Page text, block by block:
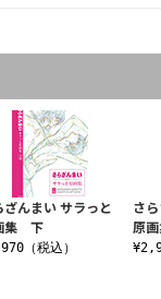
ざんまい サラっと
集 下
（税込）
さ
原